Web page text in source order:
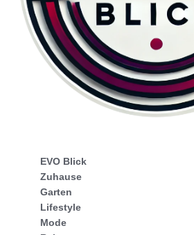
EVO Blick
Zuhause
Garten
Lifestyle
Mode